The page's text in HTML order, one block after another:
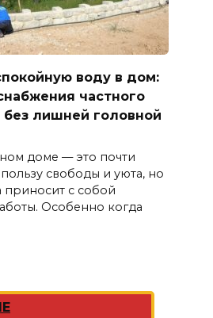
воду в дом:
частного
лишней головной
доме — это почти
свободы и уюта, но
приносит с собой
Особенно когда